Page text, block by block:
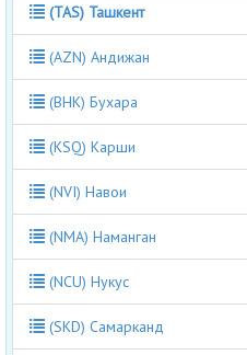
(TAS) Ташкент
(AZN) Андижан
(BHK) Бухара
(KSQ) Карши
(NVI) Навои
(NMA) Наманган
(NCU) Нукус
(SKD) Самарканд